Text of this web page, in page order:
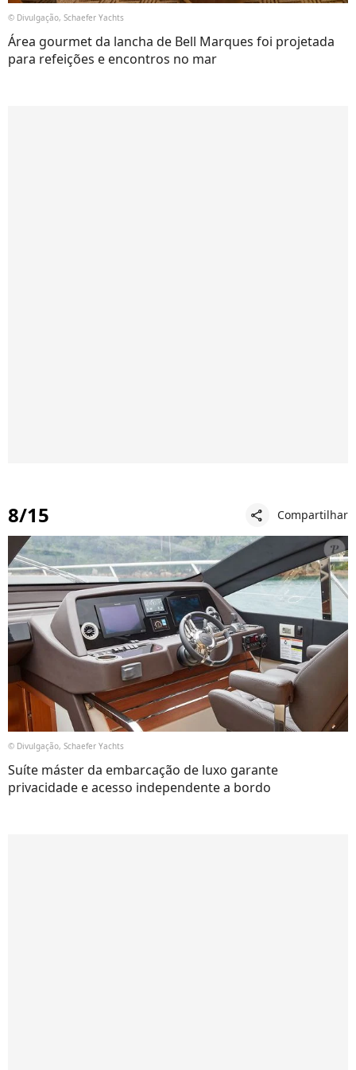
© Divulgação, Schaefer Yachts
Área gourmet da lancha de Bell Marques foi projetada
para refeições e encontros no mar
8/15 share Compartilhar
© Divulgação, Schaefer Yachts
Suíte máster da embarcação de luxo garante
privacidade e acesso independente a bordo